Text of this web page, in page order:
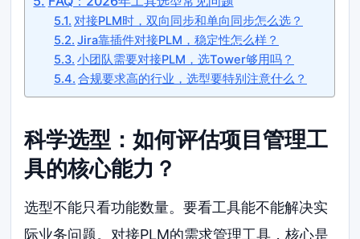
对接PLM时，双向同步和单向同步怎么选？
Jira靠插件对接PLM，稳定性怎么样？
小团队需要对接PLM，选Tower够用吗？
合规要求高的行业，选型要特别注意什么？
科学选型：如何评估项目管理工
具的核心能力？
选型不能只看功能数量。要看工具能不能解决实
际业务问题。对接PLM的需求管理工具，核心是